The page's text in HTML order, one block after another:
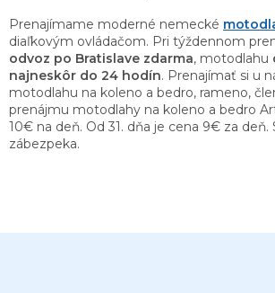
d
a
c
i
e
p
r
Prenajímame moderné nemecké
diaľkovým ovládačom. Pri týždennom
odvoz po Bratislave zdarma, motodlahu
najneskôr do 24 hodín. Prenajímať si u
motodlahu na koleno a bedro, rameno,
prenájmu motodlahy na koleno a bedro
10€ na deň. Od 31. dňa je cena 9€ za deň.
zábezpeka.